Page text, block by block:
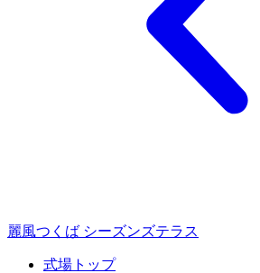
麗風つくば シーズンズテラス
式場トップ